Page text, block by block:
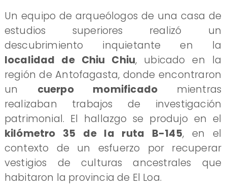
Un equipo de arqueólogos de una casa de
estudios superiores realizó un
descubrimiento inquietante en la
localidad de Chiu Chiu, ubicado en la
región de Antofagasta, donde encontraron
un cuerpo momificado mientras
realizaban trabajos de investigación
patrimonial. El hallazgo se produjo en el
kilómetro 35 de la ruta B-145, en el
contexto de un esfuerzo por recuperar
vestigios de culturas ancestrales que
habitaron la provincia de El Loa.